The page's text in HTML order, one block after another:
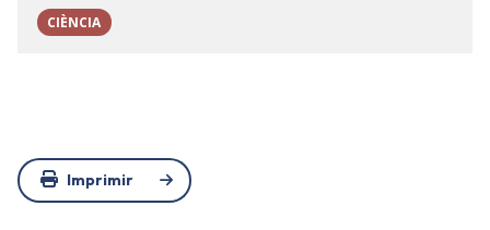
CIÈNCIA
Imprimir